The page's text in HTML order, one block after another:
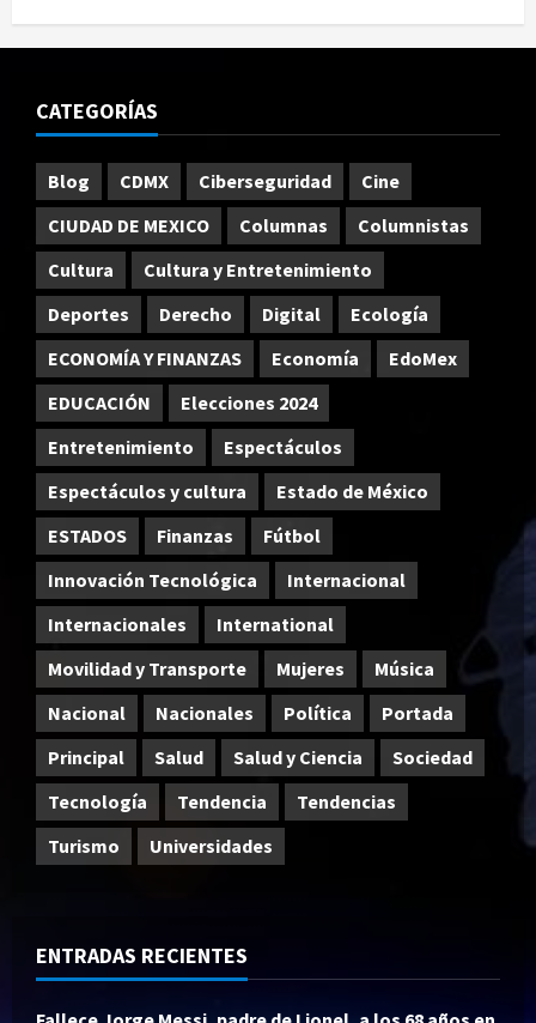
CATEGORÍAS
Blog CDMX Ciberseguridad
Cine
CIUDAD DE MEXICO
Columnas
Columnistas
Cultura
Cultura y Entretenimiento
Deportes
Derecho Digital
Ecología
ECONOMÍA Y FINANZAS
Economía
EdoMex
EDUCACIÓN
Elecciones 2024
Entretenimiento
Espectáculos
Espectáculos y cultura
Estado de México
ESTADOS
Finanzas
Fútbol
Innovación Tecnológica
Internacional
Internacionales
International
Movilidad y Transporte
Mujeres
Música
Nacional
Nacionales Política
Portada
Principal
Salud Salud y Ciencia
Sociedad
Tecnología
Tendencia
Tendencias
Turismo
Universidades
ENTRADAS RECIENTES